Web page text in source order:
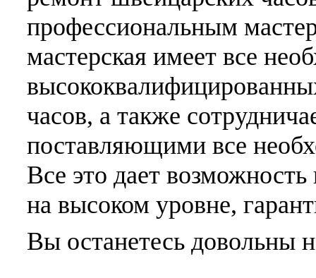
профессиональным
мастерская имеет все
часов, а также
поставляющими все
Все это дает
на высоком уровне,
Вы останетесь довольны